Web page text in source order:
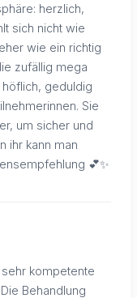
herzlich,
sich nicht wie
wie ein richtig
zufällig mega
höflich, geduldig
Sie
um sicher und
ihr kann man
💕✨
kompetente
Behandlung